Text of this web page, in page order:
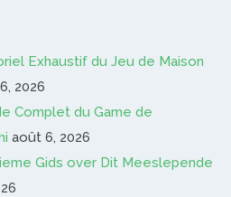
Exhaustif du Jeu de Maison
2026
Complet du Game de
août 6, 2026
Gids over Dit Meeslepende